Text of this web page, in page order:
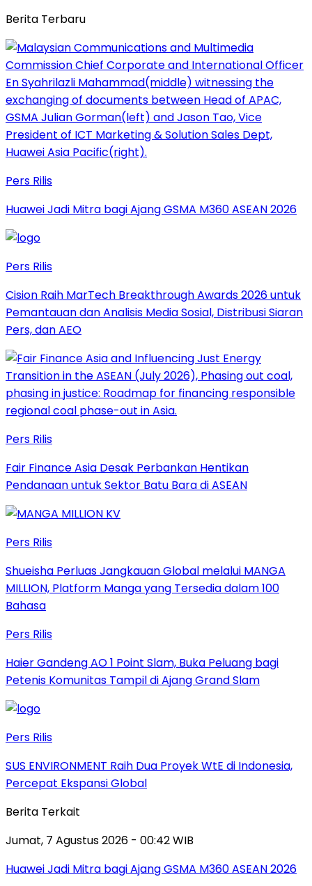
Berita Terbaru
Pers Rilis
Huawei Jadi Mitra bagi Ajang GSMA M360 ASEAN 2026
Pers Rilis
Cision Raih MarTech Breakthrough Awards 2026 untuk
Pemantauan dan Analisis Media Sosial, Distribusi Siaran
Pers, dan AEO
Pers Rilis
Fair Finance Asia Desak Perbankan Hentikan
Pendanaan untuk Sektor Batu Bara di ASEAN
Pers Rilis
Shueisha Perluas Jangkauan Global melalui MANGA
MILLION, Platform Manga yang Tersedia dalam 100
Bahasa
Pers Rilis
Haier Gandeng AO 1 Point Slam, Buka Peluang bagi
Petenis Komunitas Tampil di Ajang Grand Slam
Pers Rilis
SUS ENVIRONMENT Raih Dua Proyek WtE di Indonesia,
Percepat Ekspansi Global
Berita Terkait
Jumat, 7 Agustus 2026 - 00:42 WIB
Huawei Jadi Mitra bagi Ajang GSMA M360 ASEAN 2026